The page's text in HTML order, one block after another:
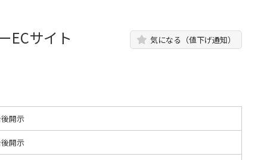
ECサイト 気になる（値下げ通知）
開示
開示